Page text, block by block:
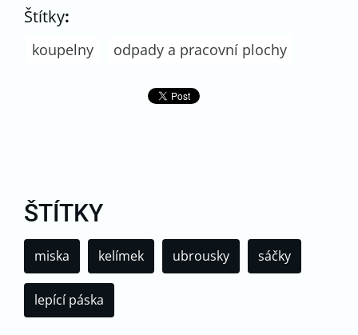
Štítky:
koupelny odpady a pracovní plochy
ŠTÍTKY
miska kelímek ubrousky sáčky
lepící páska